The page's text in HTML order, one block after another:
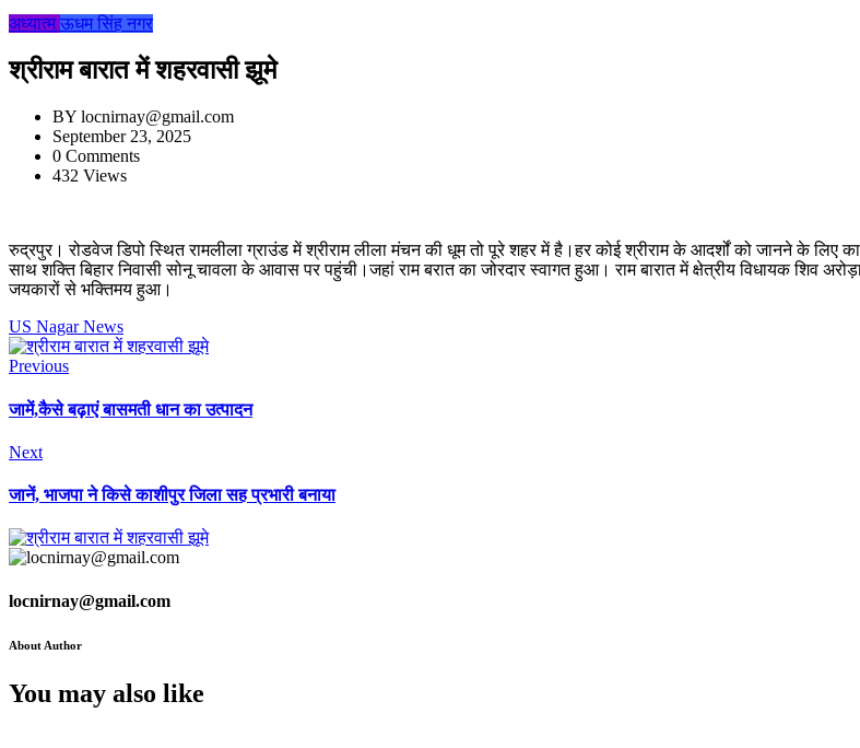
अध्यात्म ऊधम सिंह नगर
श्रीराम बारात में शहरवासी झूमे
BY locnirnay@gmail.com
September 23, 2025
0 Comments
432 Views
रुद्रपुर। रोडवेज डिपो स्थित रामलीला ग्राउंड में श्रीराम लीला मंचन की धूम तो पूरे शहर में है।हर कोई श्रीराम के आदर्शों को जानने के लिए
साथ शक्ति बिहार निवासी सोनू चावला के आवास पर पहुंची।जहां राम बरात का जोरदार स्वागत हुआ। राम बारात में क्षेत्रीय विधायक शिव
जयकारों से भक्तिमय हुआ।
US Nagar News
Previous
जामें,कैसे बढ़ाएं बासमती धान का उत्पादन
Next
जानें, भाजपा ने किसे काशीपुर जिला सह प्रभारी बनाया
locnirnay@gmail.com
About Author
You may also like